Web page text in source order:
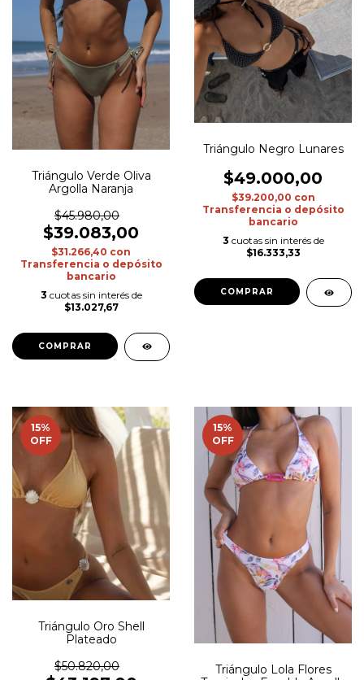
Triángulo Verde Oliva
Argolla Naranja
$45.980,00
$39.083,00
$31.266,40 con
Transferencia o depósito
bancario
3 cuotas sin interés de
$13.027,67
COMPRAR
Triángulo Negro Lunares
$49.000,00
$39.200,00 con
Transferencia o depósito
bancario
3 cuotas sin interés de
$16.333,33
COMPRAR
15%
OFF
Triángulo Oro Shell
Plateado
$50.820,00
15%
OFF
Triángulo Lola Flores